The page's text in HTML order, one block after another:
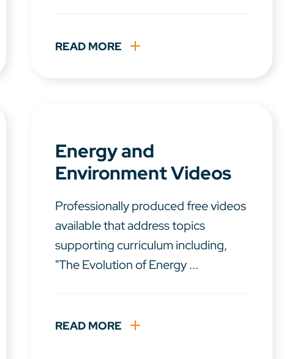
READ MORE
Energy and
Environment Videos
Professionally produced free videos
available that address topics
supporting curriculum including,
"The Evolution of Energy ...
READ MORE